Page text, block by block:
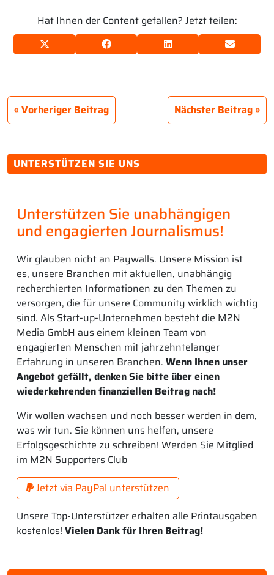
Hat Ihnen der Content gefallen? Jetzt teilen:
Vorheriger Beitrag Nächster Beitrag
UNTERSTÜTZEN SIE UNS
Unterstützen Sie unabhängigen
und engagierten Journalismus!
Wir glauben nicht an Paywalls. Unsere Mission ist
es, unsere Branchen mit aktuellen, unabhängig
recherchierten Informationen zu den Themen zu
versorgen, die für unsere Community wirklich wichtig
sind. Als Start-up-Unternehmen besteht die M2N
Media GmbH aus einem kleinen Team von
engagierten Menschen mit jahrzehntelanger
Erfahrung in unseren Branchen. Wenn Ihnen unser
Angebot gefällt, denken Sie bitte über einen
wiederkehrenden finanziellen Beitrag nach!
Wir wollen wachsen und noch besser werden in dem,
was wir tun. Sie können uns helfen, unsere
Erfolgsgeschichte zu schreiben! Werden Sie Mitglied
im M2N Supporters Club
Jetzt via PayPal unterstützen
Unsere Top-Unterstützer erhalten alle Printausgaben
kostenlos! Vielen Dank für Ihren Beitrag!